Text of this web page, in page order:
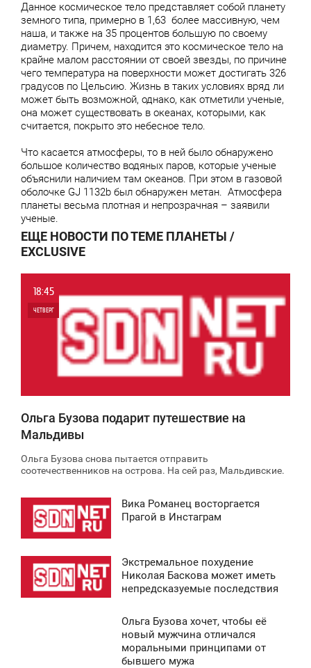
Данное космическое тело представляет собой планету
земного типа, примерно в 1,63 более массивную, чем
наша, и также на 35 процентов большую по своему
диаметру. Причем, находится это космическое тело на
крайне малом расстоянии от своей звезды, по причине
чего температура на поверхности может достигать 326
градусов по Цельсию. Жизнь в таких условиях вряд ли
может быть возможной, однако, как отметили ученые,
она может существовать в океанах, которыми, как
считается, покрыто это небесное тело.
Что касается атмосферы, то в ней было обнаружено
большое количество водяных паров, которые ученые
объяснили наличием там океанов. При этом в газовой
оболочке GJ 1132b был обнаружен метан. Атмосфера
планеты весьма плотная и непрозрачная – заявили
ученые.
ЕЩЕ НОВОСТИ ПО ТЕМЕ ПЛАНЕТЫ /
EXCLUSIVE
18:45
ЧЕТВЕРГ
Ольга Бузова подарит путешествие на
Мальдивы
Ольга Бузова снова пытается отправить
соотечественников на острова. На сей раз, Мальдивские.
Вика Романец восторгается
Прагой в Инстаграм
Экстремальное похудение
Николая Баскова может иметь
непредсказуемые последствия
Ольга Бузова хочет, чтобы её
новый мужчина отличался
моральными принципами от
бывшего мужа